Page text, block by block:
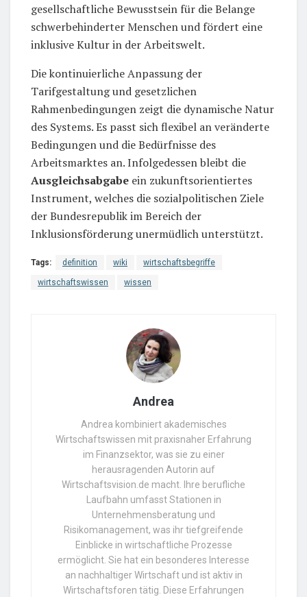
gesellschaftliche Bewusstsein für die Belange
schwerbehinderter Menschen und fördert eine
inklusive Kultur in der Arbeitswelt.
Die kontinuierliche Anpassung der
Tarifgestaltung und gesetzlichen
Rahmenbedingungen zeigt die dynamische Natur
des Systems. Es passt sich flexibel an veränderte
Bedingungen und die Bedürfnisse des
Arbeitsmarktes an. Infolgedessen bleibt die
Ausgleichsabgabe ein zukunftsorientiertes
Instrument, welches die sozialpolitischen Ziele
der Bundesrepublik im Bereich der
Inklusionsförderung unermüdlich unterstützt.
Tags: definition wiki wirtschaftsbegriffe
wirtschaftswissen wissen
Andrea
Andrea kombiniert akademisches
Wirtschaftswissen mit praxisnaher Erfahrung
im Finanzsektor, was sie zu einer
herausragenden Autorin auf
Wirtschaftsvision.de macht. Ihre berufliche
Laufbahn umfasst Stationen in
Unternehmensberatung und
Risikomanagement, was ihr tiefgreifende
Einblicke in wirtschaftliche Prozesse
ermöglicht. Sie hat ein besonderes Interesse
an nachhaltiger Wirtschaft und ist aktiv in
Wirtschaftsforen tätig. Diese Erfahrungen